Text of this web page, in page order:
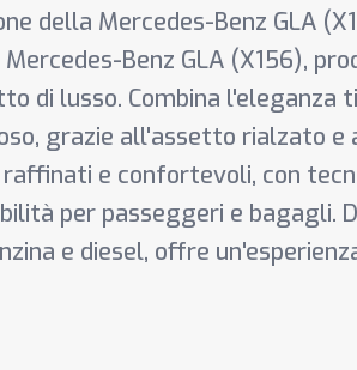
della Mercedes-Benz GLA
Benz GLA (X156),
di lusso. Combina l'eleganza
grazie all'assetto rialzato
raffinati e confortevoli, con
per passeggeri e bagagli.
e diesel, offre